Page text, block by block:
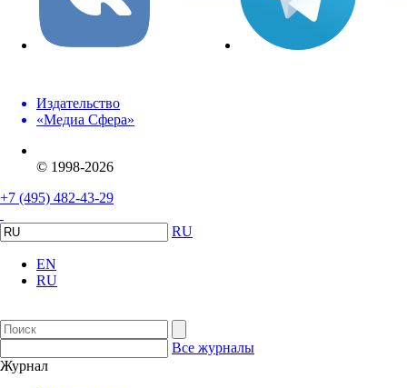
Издательство
«Медиа Сфера»
© 1998-2026
+7 (495) 482-43-29
RU
EN
RU
Все журналы
Журнал